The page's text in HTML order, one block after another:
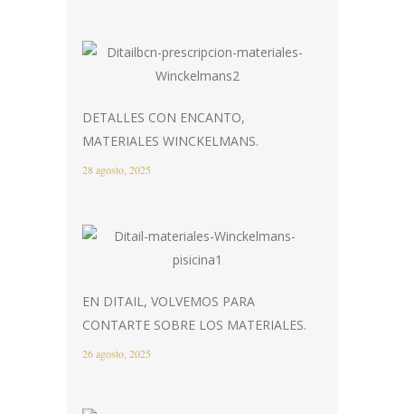
DETALLES CON ENCANTO,
MATERIALES WINCKELMANS.
28 agosto, 2025
EN DITAIL, VOLVEMOS PARA
CONTARTE SOBRE LOS MATERIALES.
26 agosto, 2025